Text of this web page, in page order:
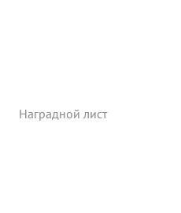
Наградной лист